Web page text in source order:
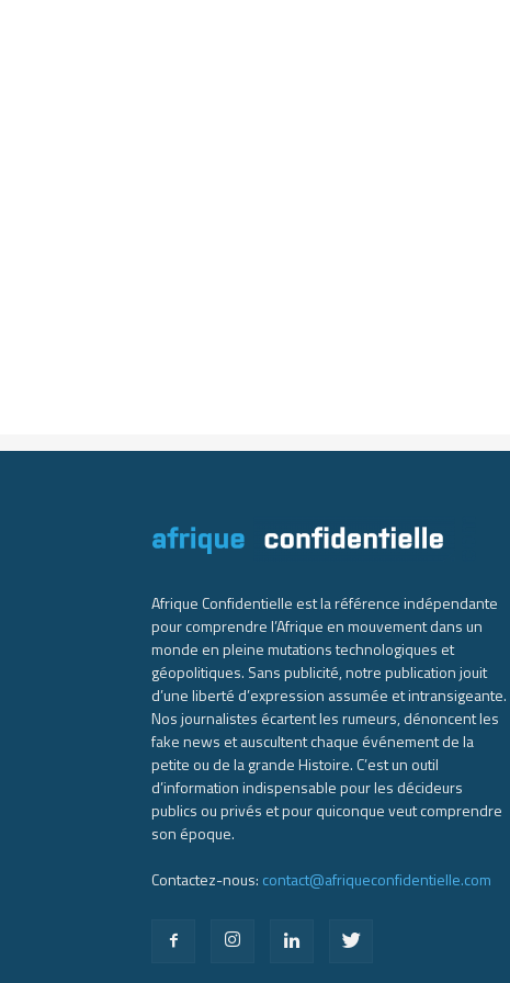
Afrique Confidentielle est la référence indépendante
pour comprendre l’Afrique en mouvement dans un
monde en pleine mutations technologiques et
géopolitiques. Sans publicité, notre publication jouit
d’une liberté d’expression assumée et intransigeante.
Nos journalistes écartent les rumeurs, dénoncent les
fake news et auscultent chaque événement de la
petite ou de la grande Histoire. C’est un outil
d’information indispensable pour les décideurs
publics ou privés et pour quiconque veut comprendre
son époque.
Contactez-nous: contact@afriqueconfidentielle.com